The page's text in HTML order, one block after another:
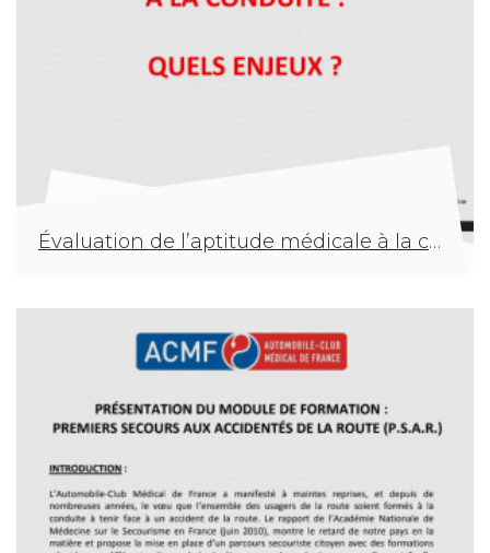
Évaluation de l’aptitude médicale à la conduite : quels enjeux ?